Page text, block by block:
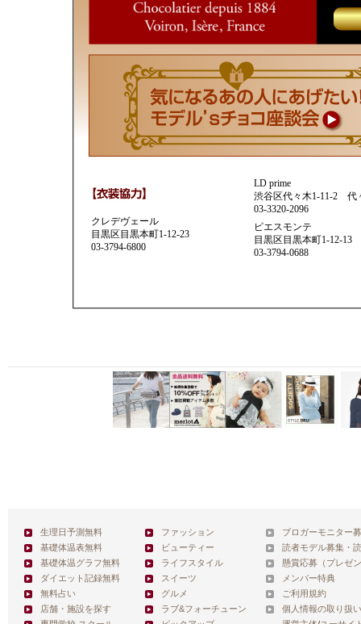
クレデヴェール
目黒区目黒本町1-12-23
03-3794-6800
LD prime
渋谷区代々木1-11-2 代
03-3320-2096
ピエスモンテ
目黒区目黒本町1-12-13
03-3794-0688
生理日予測無料
基礎体温表無料
基礎体温グラフ無料
ダイエット記録無料
無料占い
店舗・施設を探す
ファッション
ビューティー
ライフスタイル
スイーツ
グルメ
ラブ&フォーチューン
ブロガーモニター
読者モデル募集・
懸賞応募（プレゼ
メンバー特典
ご利用規約
個人情報の取り扱